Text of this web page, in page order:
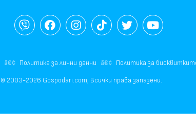
Политика за лични данни Политика за
© 2003-2026 Gospodari.com, Всички права запазени.